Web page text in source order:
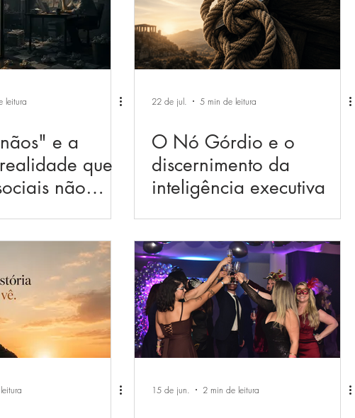
leitura
e a
que
não
22 de jul. 5 min de leitura
O Nó Górdio e o
discernimento da
inteligência executiva
15 de jun. 2 min de leitura